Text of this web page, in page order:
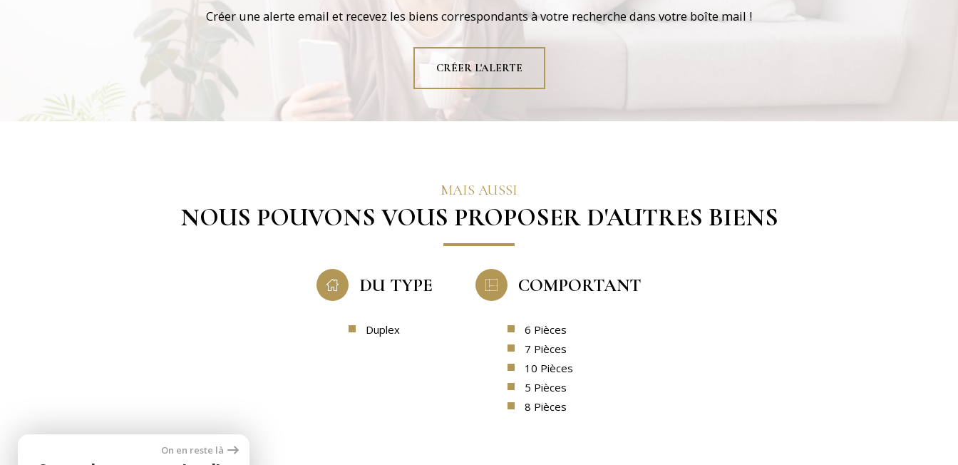
Créer une alerte email et recevez les biens correspondants à votre recherche dans votre boîte mail !
CRÉER L'ALERTE
MAIS AUSSI
NOUS POUVONS VOUS PROPOSER D'AUTRES BIENS
DU TYPE
Duplex
COMPORTANT
6 Pièces
7 Pièces
10 Pièces
5 Pièces
8 Pièces
On en reste là